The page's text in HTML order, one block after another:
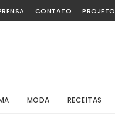
CONTATO
MODA RECEITAS